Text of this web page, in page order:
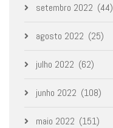
setembro 2022 (44)
agosto 2022 (25)
julho 2022 (62)
junho 2022 (108)
maio 2022 (151)